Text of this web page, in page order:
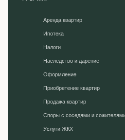
Аренда квартир
Ипотека
Налоги
Наследство и дарение
Оформление
Приобретение квартир
Продажа квартир
Споры с соседями и
Уcлуги ЖКХ